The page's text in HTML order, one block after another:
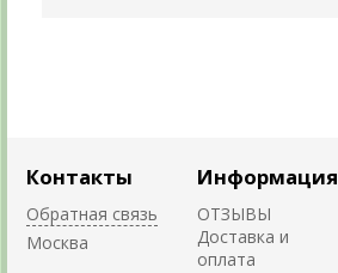
Контакты
Обратная связь
Москва
Информация
ОТЗЫВЫ
Доставка и
оплата